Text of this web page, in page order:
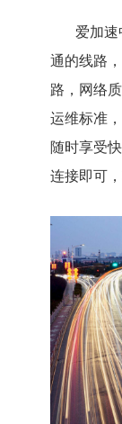
爱加
通的线路
路，网络
运维标准
随时享受
连接即可